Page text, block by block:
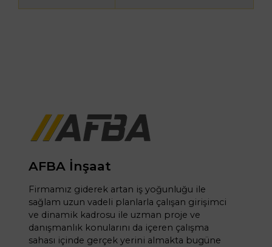
AFBA İnşaat
Firmamız giderek artan iş yoğunluğu ile
sağlam uzun vadeli planlarla çalışan girişimci
ve dinamik kadrosu ile uzman proje ve
danışmanlık konularını da içeren çalışma
sahası içinde gerçek yerini almakta bugüne